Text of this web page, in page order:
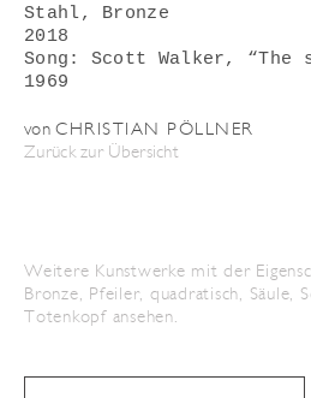
Stahl, Bronze
2018
Song: Scott Walker, “The
1969
vonCHRISTIAN PÖLLNER
Zurück zur Übersicht
Weitere Kunstwerke mit der
Bronze, Pfeiler, quadratisch, Säule,
Totenkopfansehen.